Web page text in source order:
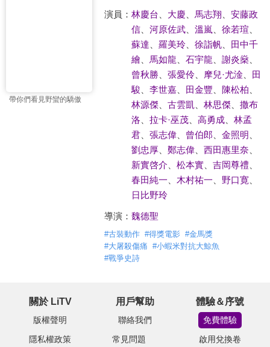
帶你們看見野蠻的驕傲
演員： 林慶台 大慶 馬志翔
安藤政
信、 河原佐武、 溫嵐 徐若瑄
蘇達
羅美玲、 徐詣帆、 田中千
繪、 馬如龍 石宇龍 謝炎燊、
曾秋勝
張愛伶、 摩兒·尤淦
田
駿
李世嘉、 田金豐 陳松柏
林源傑、 古雲凱 林思傑、 撒布
洛、 拉卡·巫茂、 高勇成、 林孟
君、 張志偉、 曾伯郎 金照明
劉忠厚、 鄭志偉、 西田惠里奈
新實啓介
松本實、 吉岡尊禮
春田純一
木村祐一 野口寛
日比野玲
導演： 魏德聖
#古裝動作 #得獎電影 #金馬獎
#大屠殺傷痛 #小蝦米對抗大鯨魚
#戰爭史詩
關於 LiTV
版權聲明
隱私權政策
用戶幫助
聯絡我們
常見問題
體驗＆序號
免費體驗
啟用兌換卷